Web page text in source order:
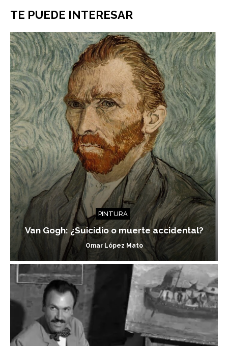
TE PUEDE INTERESAR
PINTURA
Van Gogh: ¿Suicidio o muerte accidental?
Omar López Mato